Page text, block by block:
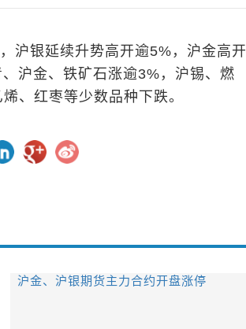
沪银延续升势高开逾5%，沪金高开
沪金、铁矿石涨逾3%，沪锡、燃
、红枣等少数品种下跌。
沪金、沪银期货主力合约开盘涨停